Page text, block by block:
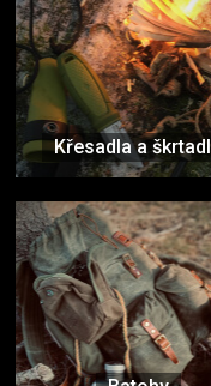
Křesadla a